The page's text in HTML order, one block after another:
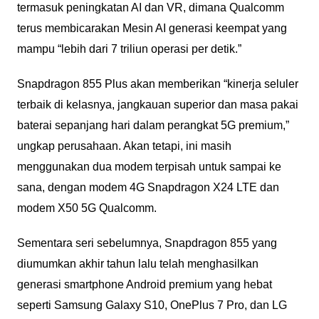
termasuk peningkatan AI dan VR, dimana Qualcomm
terus membicarakan Mesin AI generasi keempat yang
mampu “lebih dari 7 triliun operasi per detik.”
Snapdragon 855 Plus akan memberikan “kinerja seluler
terbaik di kelasnya, jangkauan superior dan masa pakai
baterai sepanjang hari dalam perangkat 5G premium,”
ungkap perusahaan. Akan tetapi, ini masih
menggunakan dua modem terpisah untuk sampai ke
sana, dengan modem 4G Snapdragon X24 LTE dan
modem X50 5G Qualcomm.
Sementara seri sebelumnya, Snapdragon 855 yang
diumumkan akhir tahun lalu telah menghasilkan
generasi smartphone Android premium yang hebat
seperti Samsung Galaxy S10, OnePlus 7 Pro, dan LG